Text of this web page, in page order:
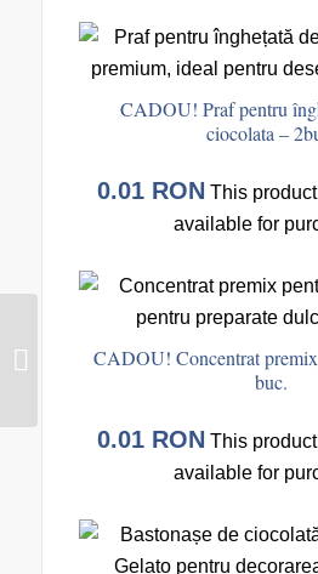
CADOU! Praf pentru
ciocolata –
0.01 RON This
available for
CADOU! Concentrat
buc.
0.01 RON This
available for
CADOU! Concentrat
premix pentru Churros